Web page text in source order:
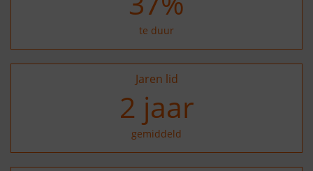
te duur
Jaren lid
2 jaar
gemiddeld